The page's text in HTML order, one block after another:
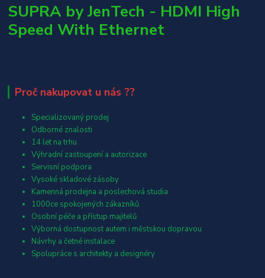
SUPRA by JenTech - HDMI High
Speed With Ethernet
Proč nakupovat u nás ??
Specializovaný prodej
Odborné znalosti
14 let na trhu
Výhradní zastoupení a autorizace
Servisní podpora
Vysoké skladové zásoby
Kamenná prodejna a poslechová studia
1000ce spokojených zákazníků
Osobní péče a přístup majitelů
Výborná dostupnost autem i městskou dopravou
Návrhy a četné instalace
Spolupráce s architekty a designéry